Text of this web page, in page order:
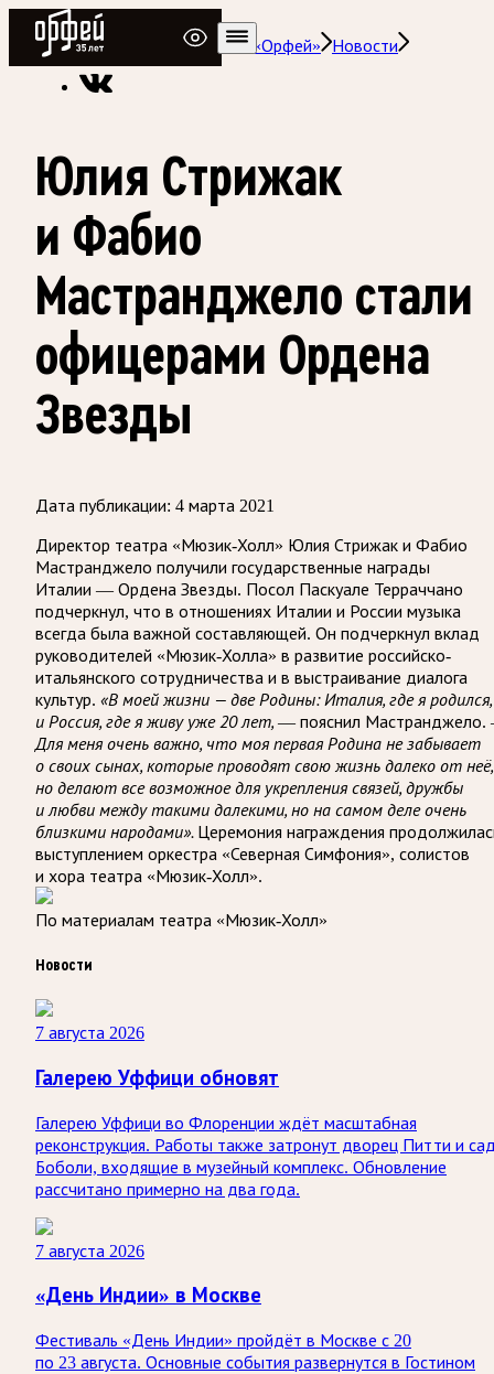
Радио Орфей
Радио классической музыки «Орфей»
Новости
Юлия Стрижак
и Фабио
Мастранджело стали
офицерами Ордена
Звезды
Дата публикации: 4 марта 2021
Директор театра «Мюзик-Холл» Юлия Стрижак и Фабио
Мастранджело получили государственные награды
Италии — Ордена Звезды. Посол Паскуале Терраччано
подчеркнул, что в отношениях Италии и России музыка
всегда была важной составляющей. Он подчеркнул вклад
руководителей «Мюзик-Холла» в развитие российско-
итальянского сотрудничества и в выстраивание диалога
культур. «В моей жизни — две Родины: Италия, где я родился,
и Россия, где я живу уже 20 лет, — пояснил Мастранджело.
Для меня очень важно, что моя первая Родина не забывает
о своих сынах, которые проводят свою жизнь далеко от неё,
но делают все возможное для укрепления связей, дружбы
и любви между такими далекими, но на самом деле очень
близкими народами». Церемония награждения
выступлением оркестра «Северная Симфония», солистов
и хора театра «Мюзик-Холл».
По материалам театра «Мюзик-Холл»
Новости
7 августа 2026
Галерею Уффици обновят
Галерею Уффици во Флоренции ждёт масштабная
реконструкция. Работы также затронут дворец Питти и
Боболи, входящие в музейный комплекс. Обновление
рассчитано примерно на два года.
7 августа 2026
«День Индии» в Москве
Фестиваль «День Индии» пройдёт в Москве с 20
по 23 августа. Основные события развернутся в Гостином